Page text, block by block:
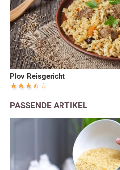
Plov Reisgericht
PASSENDE ARTIKEL